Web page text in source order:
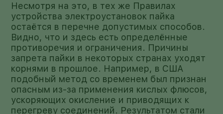
Несмотря на это, в тех же Правилах
устройства электроустановок пайка
остаётся в перечне допустимых способов.
Видно, что и здесь есть определённые
противоречия и ограничения. Причины
запрета пайки в некоторых странах уходят
корнями в прошлое. Например, в США
подобный метод со временем был признан
опасным из-за применения кислых флюсов,
ускоряющих окисление и приводящих к
перегреву соединений. Результатом стали